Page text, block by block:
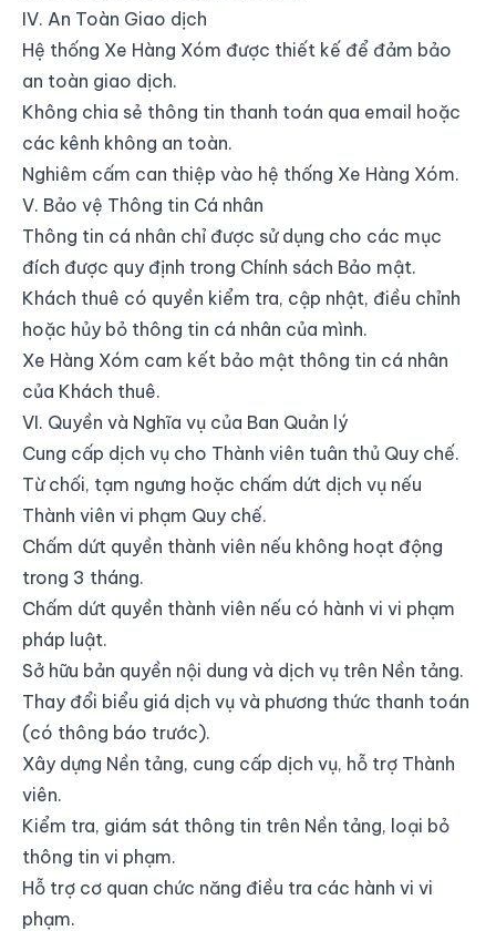
IV. An Toàn Giao dịch
Hệ thống Xe Hàng Xóm được thiết kế để đảm bảo
an toàn giao dịch.
Không chia sẻ thông tin thanh toán qua email hoặc
các kênh không an toàn.
Nghiêm cấm can thiệp vào hệ thống Xe Hàng Xóm.
V. Bảo vệ Thông tin Cá nhân
Thông tin cá nhân chỉ được sử dụng cho các mục
đích được quy định trong Chính sách Bảo mật.
Khách thuê có quyền kiểm tra, cập nhật, điều chỉnh
hoặc hủy bỏ thông tin cá nhân của mình.
Xe Hàng Xóm cam kết bảo mật thông tin cá nhân
của Khách thuê.
VI. Quyền và Nghĩa vụ của Ban Quản lý
Cung cấp dịch vụ cho Thành viên tuân thủ Quy chế.
Từ chối, tạm ngưng hoặc chấm dứt dịch vụ nếu
Thành viên vi phạm Quy chế.
Chấm dứt quyền thành viên nếu không hoạt động
trong 3 tháng.
Chấm dứt quyền thành viên nếu có hành vi vi phạm
pháp luật.
Sở hữu bản quyền nội dung và dịch vụ trên Nền tảng.
Thay đổi biểu giá dịch vụ và phương thức thanh toán
(có thông báo trước).
Xây dựng Nền tảng, cung cấp dịch vụ, hỗ trợ Thành
viên.
Kiểm tra, giám sát thông tin trên Nền tảng, loại bỏ
thông tin vi phạm.
Hỗ trợ cơ quan chức năng điều tra các hành vi vi
phạm.